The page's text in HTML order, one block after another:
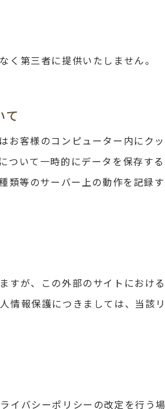
第三者に提供いたしません。
て
お客様のコンピューター内にクッ
ついて一時的にデータを保存する
類等のサーバー上の動作を記録す
すが、この外部のサイトにおける
情報保護につきましては、当該リ
イバシーポリシーの改定を行う場